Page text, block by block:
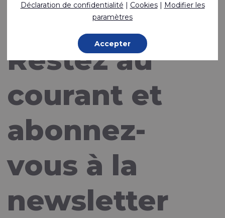
Restez au
courant et
abonnez-
vous à la
newsletter
Déclaration de confidentialité | Cookies| Modifier les
paramètres
Accepter